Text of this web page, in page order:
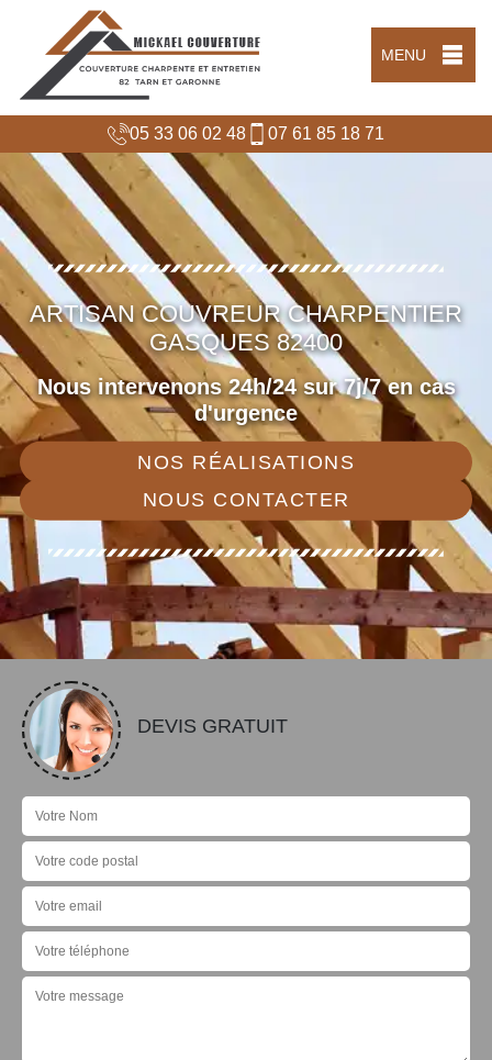
MENU
05 33 06 02 48 07 61 85 18 71
ARTISAN COUVREUR CHARPENTIER
GASQUES 82400
Nous intervenons 24h/24 sur 7j/7 en cas
d'urgence
NOS RÉALISATIONS
NOUS CONTACTER
DEVIS GRATUIT